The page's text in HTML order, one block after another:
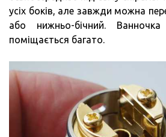
усіх боків, але завжди можна
або нижньо-бічний.
поміщається багато.